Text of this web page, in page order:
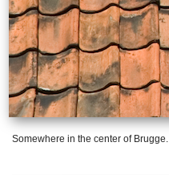
Somewhere in the center of Brugge.